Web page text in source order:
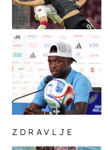
ZDRAVLJE